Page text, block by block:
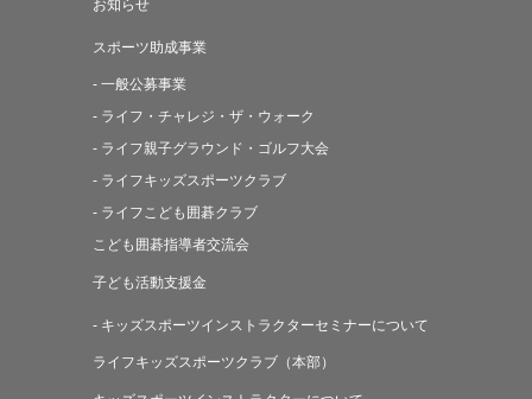
お知らせ
スポーツ助成事業
- 一般公募事業
- ライフ・チャレジ・ザ・ウォーク
- ライフ親子グラウンド・ゴルフ大会
- ライフキッズスポーツクラブ
- ライフこども囲碁クラブ
こども囲碁指導者交流会
子ども活動支援金
- キッズスポーツインストラクターセミナーについて
ライフキッズスポーツクラブ（本部）